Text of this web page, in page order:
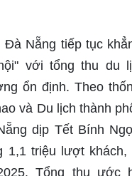
Đà Nẵng tiếp tục
với tổng thu du
ổn định. Theo
và Du lịch thành
dịp Tết Bính
1,1 triệu lượt khách,
Tổng thu ước